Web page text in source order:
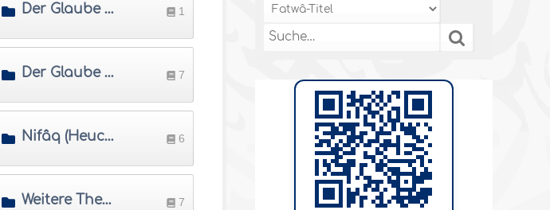
Der Glaube an Allâhs offenbarte Bücher 1
Der Glaube an die göttliche Bestimmung 7
Nifâq (Heuchelei) 6
Weitere Themen, die sich auf die 'Aqîda beziehen 7